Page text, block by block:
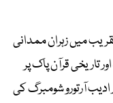
میں زہران ممدانی
تاریخی قرآن پاک پر
آرتورو شومبرگ کی